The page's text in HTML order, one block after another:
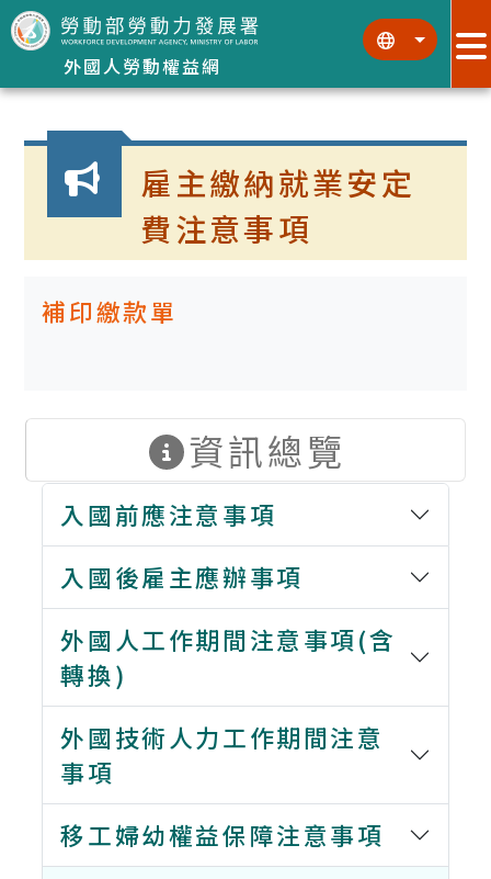
跳到主要內容區塊
外國人勞動權益網
::: :::
:::
雇主繳納就業安定
費注意事項
補印繳款單
資訊總覽
入國前應注意事項
入國後雇主應辦事項
外國人工作期間注意事項(含
轉換)
外國技術人力工作期間注意
事項
移工婦幼權益保障注意事項